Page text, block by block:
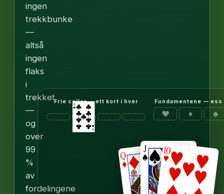
ingen
trekkbunke
—
altså
ingen
flaks
i
trekket
—
og
over
99
%
av
fordelingene
Frie celler — ett kort i hver Fundamentene —
♥ ♦ ♣